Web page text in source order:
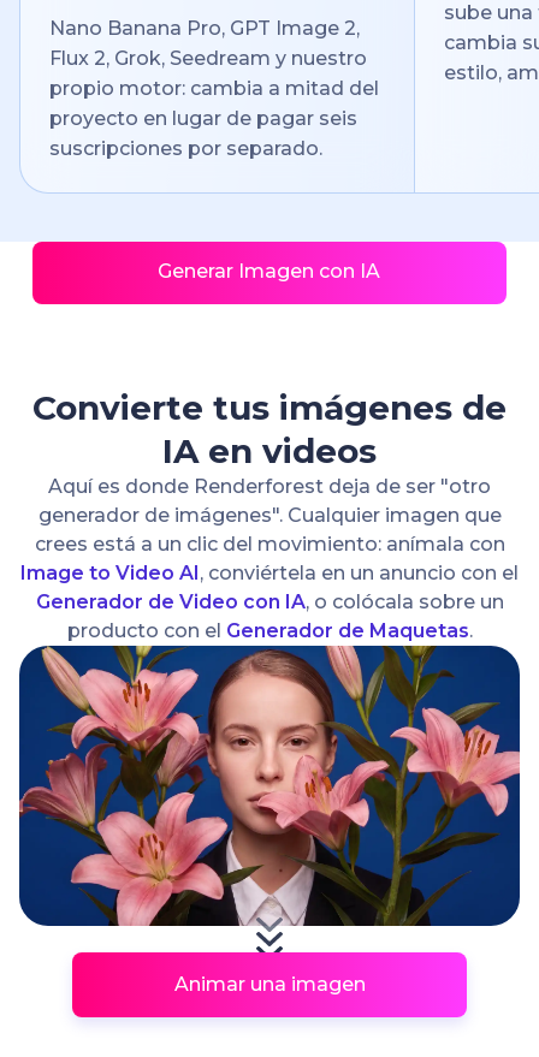
Nano Banana Pro, GPT Image 2,
Flux 2, Grok, Seedream y nuestro
propio motor: cambia a mitad del
proyecto en lugar de pagar seis
suscripciones por separado.
sube
cambia
estilo,
Generar Imagen con IA
Convierte tus imágenes de
IA en videos
Aquí es donde Renderforest deja de ser "otro
generador de imágenes". Cualquier imagen que
crees está a un clic del movimiento: anímala con
Image to Video AI , conviértela en un anuncio con el
Generador de Video con IA, o colócala sobre un
producto con el Generador de Maquetas.
Animar una imagen